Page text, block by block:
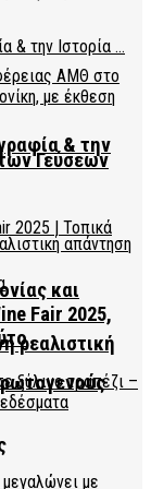
& την
ρεαλιστική
Γεύσεων
και
Fair 2025,